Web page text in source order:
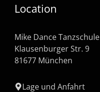
Location
Mike Dance Tanzschule
Klausenburger Str. 9
81677 München
Lage und Anfahrt